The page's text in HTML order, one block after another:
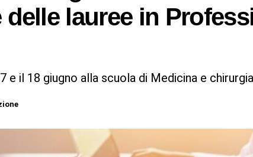
delle lauree in
e il 18 giugno alla scuola di Medicina e chirurgia